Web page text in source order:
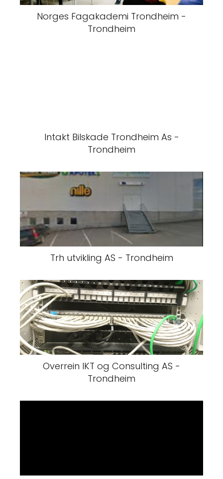
Norges Fagakademi Trondheim -
Trondheim
Intakt Bilskade Trondheim As -
Trondheim
Trh utvikling AS - Trondheim
Overrein IKT og Consulting AS -
Trondheim